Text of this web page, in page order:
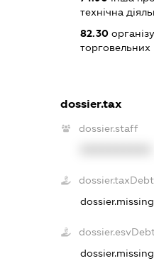
технічна
82.30
торговельних
dossier.tax
dossier.staff
dossier.taxDebt